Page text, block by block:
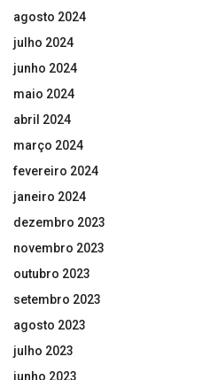
agosto 2024
julho 2024
junho 2024
maio 2024
abril 2024
março 2024
fevereiro 2024
janeiro 2024
dezembro 2023
novembro 2023
outubro 2023
setembro 2023
agosto 2023
julho 2023
junho 2023